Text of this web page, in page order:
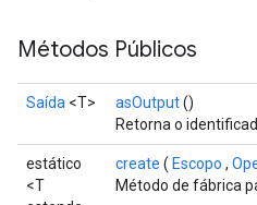
Métodos Públicos
Saída <T> asOutput()
Retorna o
estático
<T
create ( Escopo ,
Método de fábrica